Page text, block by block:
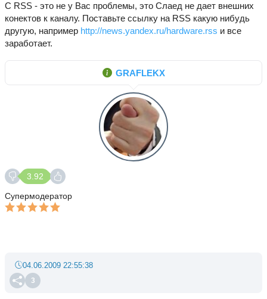
С RSS - это не у Вас проблемы, это Слаед не дает внешних
конектов к каналу. Поставьте ссылку на RSS какую нибудь
другую, например http://news.yandex.ru/hardware.rss и все
заработает.
GRAFLEKX
3.92
Супермодератор
3
04.06.2009 22:55:38